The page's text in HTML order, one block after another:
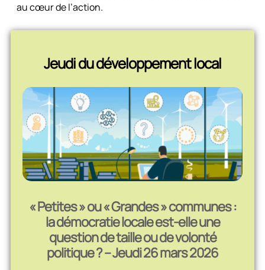
au cœur de l’action.
Jeudi du développement local
« Petites » ou « Grandes » communes :
la démocratie locale est-elle une
question de taille ou de volonté
politique ? – Jeudi 26 mars 2026